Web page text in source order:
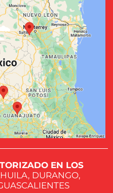
EN LOS
DURANGO,